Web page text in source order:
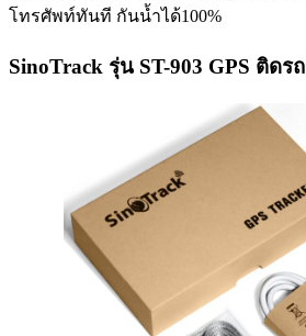
โทรศัพท์ทันที กันน้ำได้100%
SinoTrack รุ่น ST-903 GPS ติดรถ